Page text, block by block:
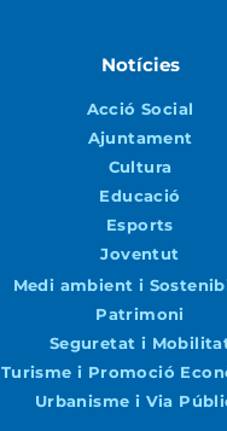
Notícies
Acció Social
Ajuntament
Cultura
Educació
Esports
Joventut
Medi ambient i
Patrimoni
Seguretat i
Turisme i Promoció
Urbanisme i Via